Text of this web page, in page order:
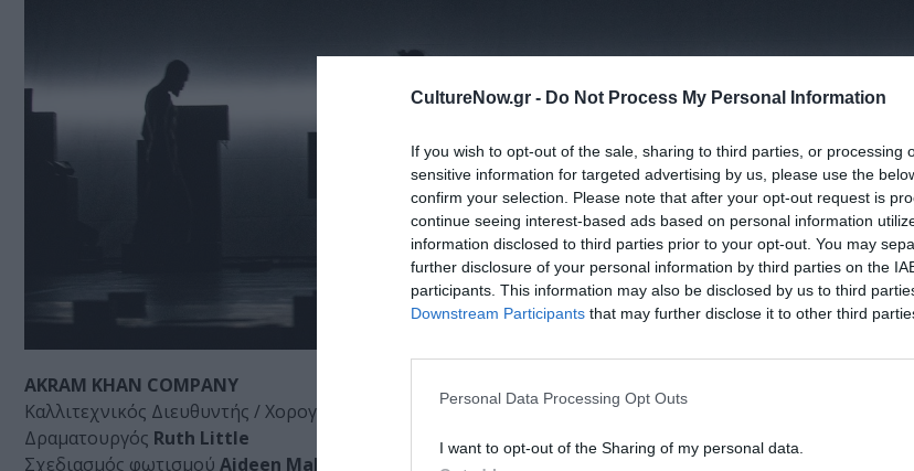
CultureNow.gr - Do Not Process My Personal Information
If you wish to opt-out of the sale, sharing to third parties, or processing
sensitive information for targeted advertising by us, please use the
confirm your selection. Please note that after your opt-out request is
continue seeing interest-based ads based on personal information
information disclosed to third parties prior to your opt-out. You may
further disclosure of your personal information by third parties on the
participants. This information may also be disclosed by us to third
Downstream Participants that may further disclose it to other third
Personal Data Processing Opt Outs
I want to opt-out of the Sharing of my personal data.
AKRAM KHAN COMPANY
Καλλιτεχνικός Διευθυντής / Χορογράφος
Akram Khan
Δραματουργός Ruth Little
Σχεδιασμός φωτισμού Aideen Malone